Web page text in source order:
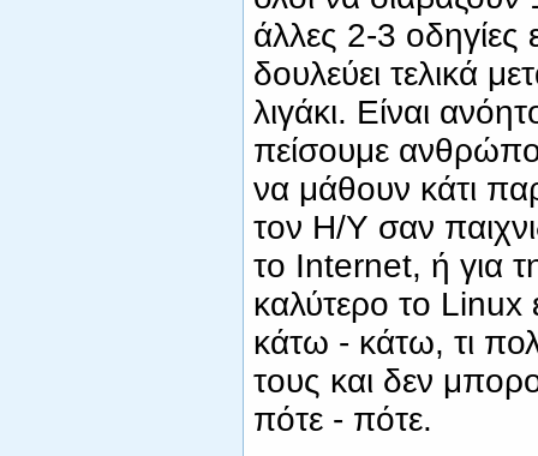
άλλες 2-3 οδηγίες
δουλεύει τελικά
λιγάκι. Είναι
πείσουμε
να μάθουν κάτι
τον Η/Υ σαν
το Internet, ή για
καλύτερο το Linux
κάτω - κάτω, τι
τους και δεν
πότε - πότε.